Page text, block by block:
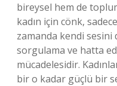
bireysel hem de
kadın için cönk,
zamanda kendi
sorgulama ve hatta
mücadelesidir.
bir o kadar güçlü bir